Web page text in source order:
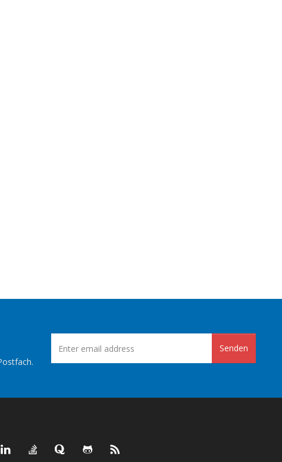
Senden